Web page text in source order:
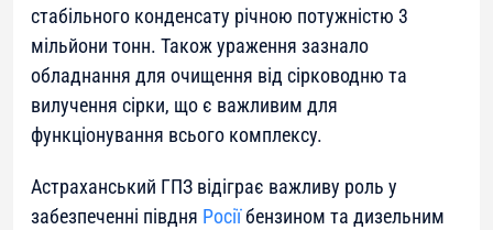
стабільного конденсату річною потужністю 3
мільйони тонн. Також ураження зазнало
обладнання для очищення від сірководню та
вилучення сірки, що є важливим для
функціонування всього комплексу.
Астраханський ГПЗ відіграє важливу роль у
забезпеченні півдня Росіїбензином та дизельним